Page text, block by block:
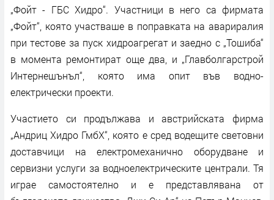
„Фойт - ГБС Хидро“. Участници в него са фирмата
„Фойт“, която участваше в поправката на авариралия
при тестове за пуск хидроагрегат и заедно с „Тошиба“
в момента ремонтират още два, и „Главболгарстрой
Интернешънъл“, която има опит във водно-
електрически проекти.
Участието си продължава и австрийската фирма
„Андриц Хидро ГмбХ“, която е сред водещите световни
доставчици на електромеханично оборудване и
сервизни услуги за водноелектрическите централи. Тя
играе самостоятелно и е представлявана от